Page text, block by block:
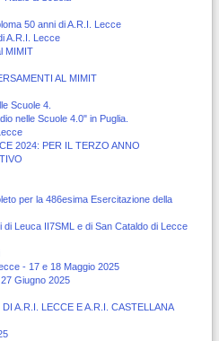
50 anni di A.R.I. Lecce
A.R.I. Lecce
MIMIT
AL MIMIT
Scuole 4.
nelle Scuole 4.0" in Puglia.
2024: PER IL TERZO ANNO
per la 486esima Esercitazione della
di Leuca II7SML e di San Cataldo di Lecce
- 17 e 18 Maggio 2025
Giugno 2025
A.R.I. LECCE E A.R.I. CASTELLANA